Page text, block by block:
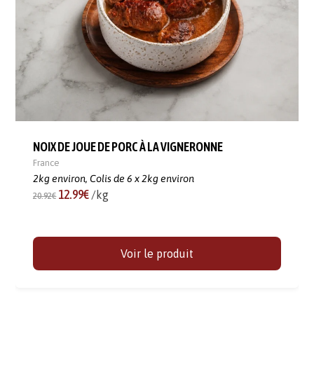
NOIX DE JOUE DE PORC À LA VIGNERONNE
France
2kg environ, Colis de 6 x 2kg environ
20.92€ 12.99€ /kg
Voir le produit